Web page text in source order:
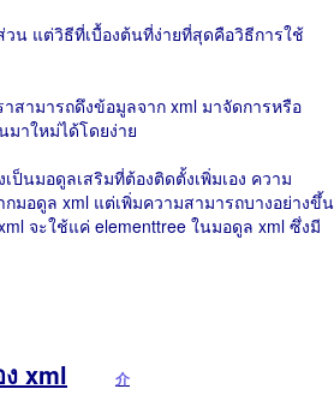
น แต่วิธีที่เบื้องต้นที่ง่ายที่สุดคือวิธีการใช้
าสามารถดึงข้อมูลจาก xml มาจัดการหรือ
าใหม่ได้โดยง่าย
ป็นมอดูลเสริมที่ต้องติดตั้งเพิ่มเอง ความ
กมอดูล xml แต่เพิ่มความสามารถบางอย่างขึ้น
จะใช้แค่ elementtree ในมอดูล xml ซึ่งมี
ง xml 介